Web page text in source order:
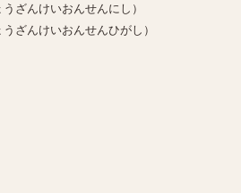
ざんけいおんせんにし）
ざんけいおんせんひがし）